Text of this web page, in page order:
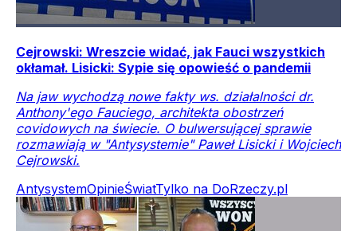
Cejrowski: Wreszcie widać, jak Fauci wszystkich
okłamał. Lisicki: Sypie się opowieść o pandemii
Na jaw wychodzą nowe fakty ws. działalności dr.
Anthony'ego Fauciego, architekta obostrzeń
covidowych na świecie. O bulwersującej sprawie
rozmawiają w "Antysystemie" Paweł Lisicki i Wojciech
Cejrowski.
AntysystemOpinieŚwiatTylko na DoRzeczy.pl